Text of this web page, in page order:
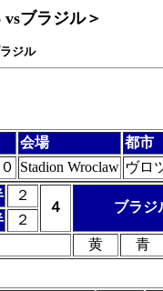
ブラジル＞
ジル
会場
都市
Stadion Wroclaw ヴロ
２
４
ブラジ
２
黄
青